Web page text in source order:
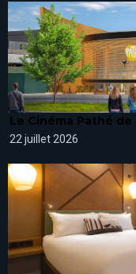
Le Cinéma Pathé
22 juillet 2026